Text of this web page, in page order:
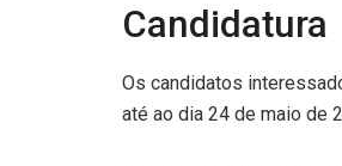
Candidatura
Os candidatos
até ao dia 24 de maio de